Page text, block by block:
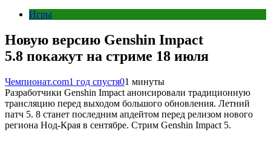
Игры
Новую версию Genshin Impact
5.8 покажут на стриме 18 июля
Чемпионат.com1 год спустя01 минуты
Разработчики Genshin Impact анонсировали традиционную
трансляцию перед выходом большого обновления. Летний
патч 5. 8 станет последним апдейтом перед релизом нового
региона Нод-Края в сентябре. Стрим Genshin Impact 5.